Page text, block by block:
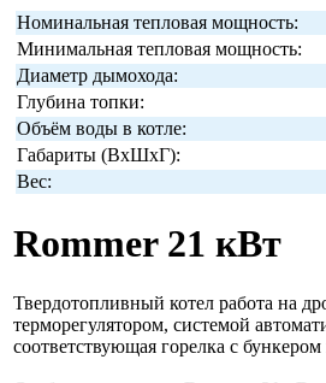
Номинальная тепловая
Минимальная тепловая мощность:
Диаметр дымохода:
Глубина топки:
Объём воды в котле:
Габариты (ВхШхГ):
Вес:
Rommer 21 кВт
Твердотопливный котел работа на
терморегулятором, системой
соответствующая горелка с